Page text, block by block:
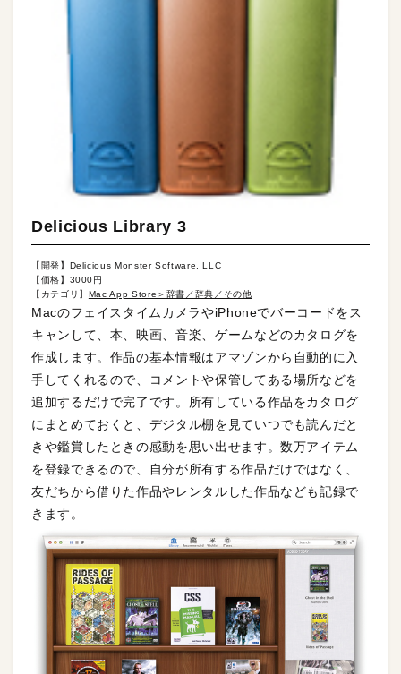
Delicious Library 3
【開発】Delicious Monster Software, LLC
【価格】3000円
【カテゴリ】 Mac App Store＞辞書／辞典／その他
MacのフェイスタイムカメラやiPhoneでバーコードをス
キャンして、本、映画、音楽、ゲームなどのカタログを
作成します。作品の基本情報はアマゾンから自動的に入
手してくれるので、コメントや保管してある場所などを
追加するだけで完了です。所有している作品をカタログ
にまとめておくと、デジタル棚を見ていつでも読んだと
きや鑑賞したときの感動を思い出せます。数万アイテム
を登録できるので、自分が所有する作品だけではなく、
友だちから借りた作品やレンタルした作品なども記録で
きます。